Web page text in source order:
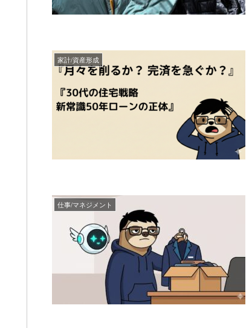
家計/資産形成
仕事/マネジメント